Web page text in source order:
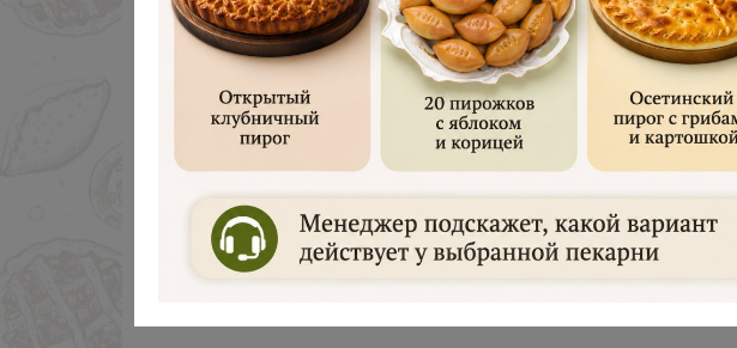
Введите ваш номер телефона и мы пришлем промокод